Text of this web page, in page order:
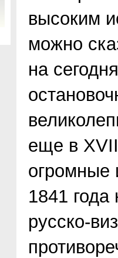
высоким
можно
на
еще в
огромные
1841
русско-